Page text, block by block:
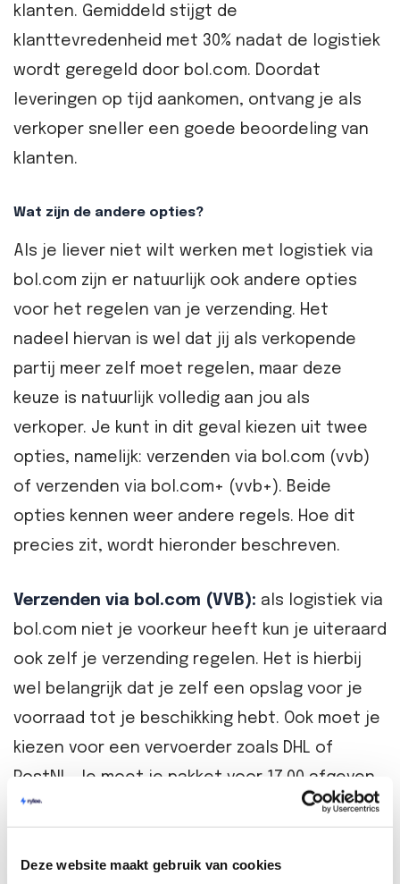
Deze website maakt gebruik van cookies
klanten. Gemiddeld stijgt de
klanttevredenheid met 30% nadat de logistiek
wordt geregeld door bol.com. Doordat
leveringen op tijd aankomen, ontvang je als
verkoper sneller een goede beoordeling van
klanten.
Wat zijn de andere opties?
Als je liever niet wilt werken met logistiek via
bol.com zijn er natuurlijk ook andere opties
voor het regelen van je verzending. Het
nadeel hiervan is wel dat jij als verkopende
partij meer zelf moet regelen, maar deze
keuze is natuurlijk volledig aan jou als
verkoper. Je kunt in dit geval kiezen uit twee
opties, namelijk: verzenden via bol.com (vvb)
of verzenden via bol.com+ (vvb+). Beide
opties kennen weer andere regels. Hoe dit
precies zit, wordt hieronder beschreven.
Verzenden via bol.com (VVB): als logistiek via
bol.com niet je voorkeur heeft kun je uiteraard
ook zelf je verzending regelen. Het is hierbij
wel belangrijk dat je zelf een opslag voor je
voorraad tot je beschikking hebt. Ook moet je
kiezen voor een vervoerder zoals DHL of
PostNL. Je moet je pakket voor 17.00 afgeven
bij het afgiftepunt. Hiervoor gelden de
hogere volumes zit. De verzendkosten voor